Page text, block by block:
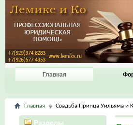
Главная
Главная Свадьба Принца Уильяма и
Разделы